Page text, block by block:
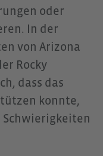
oder
In der
von Arizona
Rocky
dass das
konnte,
Schwierigkeiten